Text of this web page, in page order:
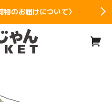
物のお届けについて〉